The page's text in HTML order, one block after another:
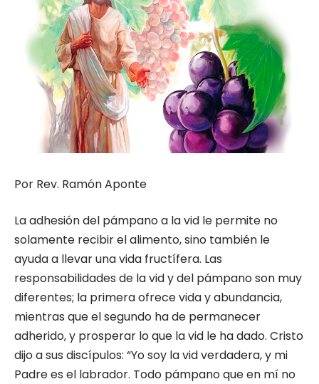
Por Rev. Ramón Aponte
La adhesión del pámpano a la vid le permite no
solamente recibir el alimento, sino también le
ayuda a llevar una vida fructífera. Las
responsabilidades de la vid y del pámpano son muy
diferentes; la primera ofrece vida y abundancia,
mientras que el segundo ha de permanecer
adherido, y prosperar lo que la vid le ha dado. Cristo
dijo a sus discípulos: “Yo soy la vid verdadera, y mi
Padre es el labrador. Todo pámpano que en mí no